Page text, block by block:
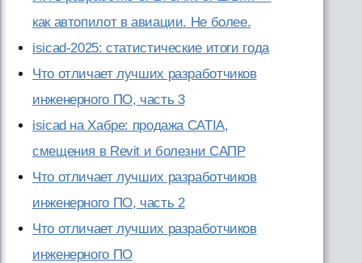
как автопилот в авиации. Не более.
isicad-2025: статистические итоги года
Что отличает лучших разработчиков
инженерного ПО, часть 3
isicad на Хабре: продажа CATIA,
смещения в Revit и болезни САПР
Что отличает лучших разработчиков
инженерного ПО, часть 2
Что отличает лучших разработчиков
инженерного ПО